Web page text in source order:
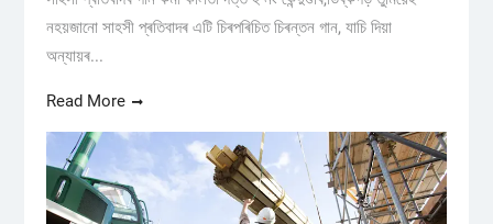
নহয়জানো সাহসী প্ৰতিবাদৰ এটি চিৰপৰিচিত চিৰন্তন গান, যাচি দিয়া
অন্যায়ৰ...
Read More